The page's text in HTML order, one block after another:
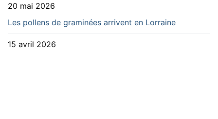
20 mai 2026
Les pollens de graminées arrivent en Lorraine
15 avril 2026